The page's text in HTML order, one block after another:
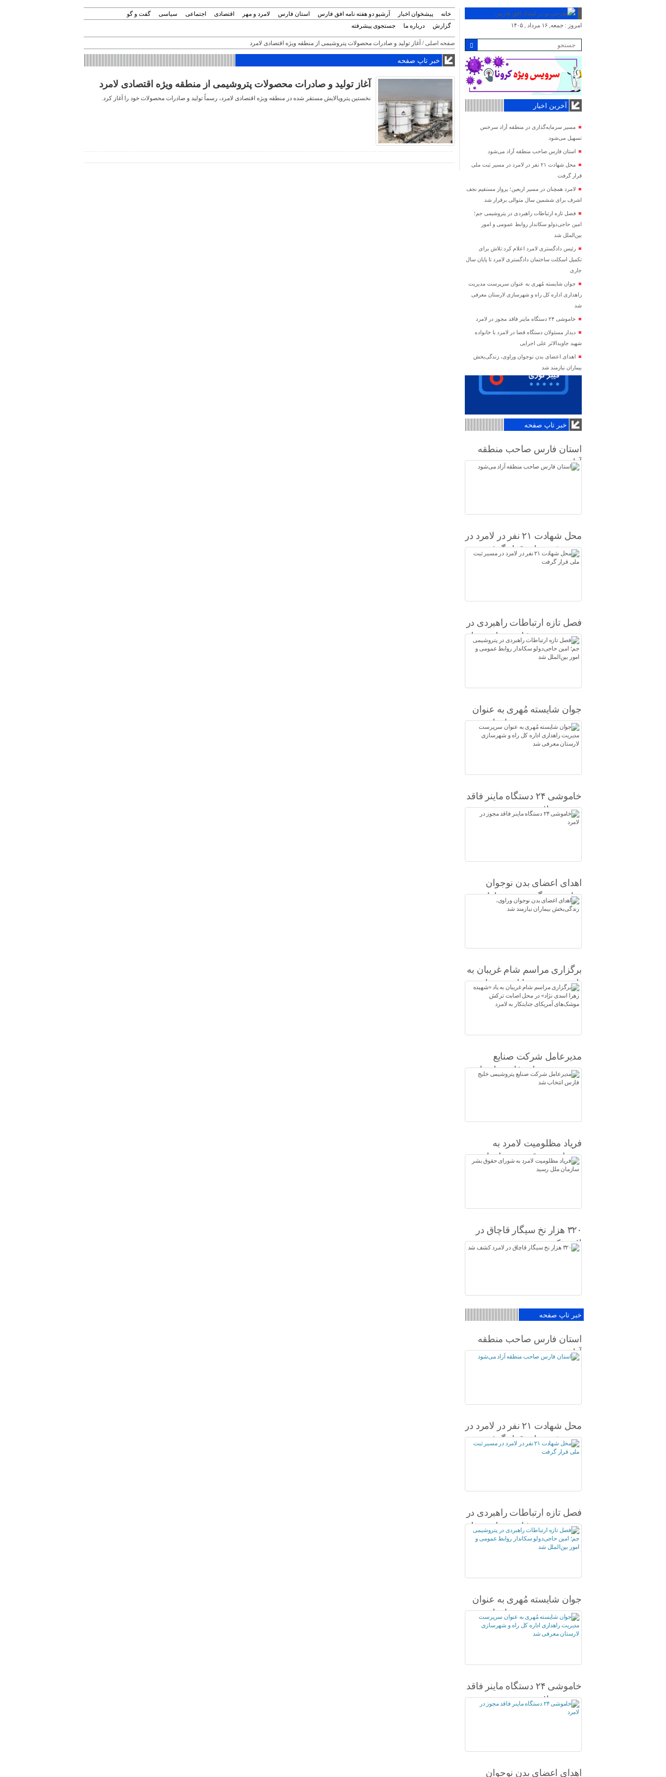
خانه پیشخوان اخبار آرشیو دو هفته نامه افق فارس استان فارس لامرد و مهر اقتصادی اجتماعی سیاسی
گفت و گو
گزارش
درباره ما جستجوی پیشرفته
صفحه اصلی/ آغاز تولید و صادرات محصولات پتروشیمی از منطقه ویژه اقتصادی لامرد
خبر تاپ صفحه
آغاز تولید و صادرات محصولات پتروشیمی از منطقه ویژه اقتصادی لامرد
نخستین پتروپالایش مستقر شده در منطقه ویژه اقتصادی لامرد، رسماً تولید و صادرات محصولات خود را آغاز کرد.
امروز : جمعه, ۱۶ مرداد , ۱۴۰۵
آخرین اخبار
مسیر سرمایه‌گذاری در منطقه آزاد سرخس
تسهیل می‌شود
استان فارس صاحب منطقه آزاد می‌شود
محل شهادت ۲۱ نفر در لامرد در مسیر ثبت ملی
قرار گرفت
لامرد همچنان در مسیر اربعین؛ پرواز مستقیم نجف
اشرف برای ششمین سال متوالی برقرار شد
فصل تازه ارتباطات راهبردی در پتروشیمی جم؛
امین حاجی‌دولو سکاندار روابط عمومی و امور
بین‌الملل شد
رئیس دادگستری لامرد اعلام کرد:تلاش برای
تکمیل اسکلت ساختمان دادگستری لامرد تا پایان سال
جاری
جوان شایسته مُهری به عنوان سرپرست مدیریت
راهداری اداره کل راه و شهرسازی لارستان معرفی
شد
خاموشی ۲۴ دستگاه ماینر فاقد مجوز در لامرد
دیدار مسئولان دستگاه قضا در لامرد با خانواده
شهید جاویدالاثر علی اجرایی
اهدای اعضای بدن نوجوان وراوی، زندگی‌بخش
بیماران نیازمند شد
خبر تاپ صفحه
استان فارس صاحب منطقه
آزاد می‌شود
محل شهادت ۲۱ نفر در لامرد در
مسیر ثبت ملی قرار گرفت
فصل تازه ارتباطات راهبردی در
پتروشیمی جم؛ امین حاجی‌دولو
سکاندار روابط عمومی و امور
بین‌الملل شد
جوان شایسته مُهری به عنوان
سرپرست مدیریت راهداری
اداره کل راه و شهرسازی
لارستان معرفی شد
خاموشی ۲۴ دستگاه ماینر فاقد
مجوز در لامرد
اهدای اعضای بدن نوجوان
وراوی، زندگی‌بخش بیماران
نیازمند شد
برگزاری مراسم شام غریبان به
یاد «شهیده زهرا اسدی نژاد» در
محل اصابت ترکش موشک‌های
آمریکای جنایتکار به لامرد
مدیرعامل شرکت صنایع
پتروشیمی خلیج فارس انتخاب
شد
فریاد مظلومیت لامرد به
شورای حقوق بشر سازمان
ملل رسید
۳۲۰ هزار نخ سیگار قاچاق در
لامرد کشف شد
خبر تاپ صفحه
استان فارس صاحب منطقه
آزاد می‌شود
محل شهادت ۲۱ نفر در لامرد در
مسیر ثبت ملی قرار گرفت
فصل تازه ارتباطات راهبردی در
پتروشیمی جم؛ امین حاجی‌دولو
سکاندار روابط عمومی و امور
بین‌الملل شد
جوان شایسته مُهری به عنوان
سرپرست مدیریت راهداری
اداره کل راه و شهرسازی
لارستان معرفی شد
خاموشی ۲۴ دستگاه ماینر فاقد
مجوز در لامرد
اهدای اعضای بدن نوجوان